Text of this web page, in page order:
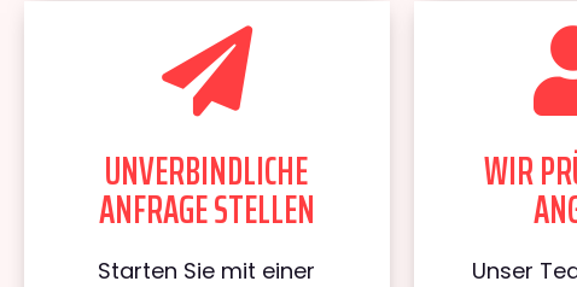
UNVERBINDLICHE
ANFRAGE STELLEN
Starten Sie mit einer
WIR
Unser